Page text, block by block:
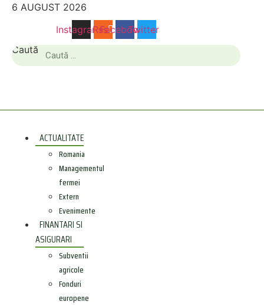
Sari6 AUGUST 2026
InstagramRssFacebookTwitter
Caută
ACTUALITATE
Romania
Managementul
fermei
Extern
Evenimente
FINANTARI SI
ASIGURARI
Subventii
agricole
Fonduri
europene